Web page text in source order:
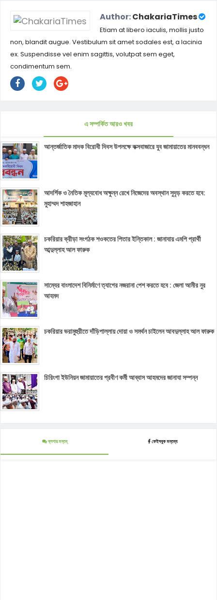
Author:ChakariaTimes
Etiam at libero iaculis, mollis justo
non, blandit augue. Vestibulum sit amet sodales est, a lacinia
ex. Suspendisse vel enim sagittis, volutpat sem eget,
condimentum sem.
এ সম্পর্কিত আরও খবর
আন্তর্জাতিক মাদক বিরোধী দিবস উপলক্ষে কক্সবাজারে যুব জামায়াতের মানববন্ধন
আদর্শিক ও নৈতিক মূল্যবোধ অক্ষুন্ন রেখে নিজেদের অবস্থান সুদৃড় করতে হবে:
মুহাম্মদ শাহজাহান
চকরিয়ার ক্রীড়া সংগঠক শওকতের পিতার ইন্তিকাল : জানাযায় এমপি প্রার্থী
আব্দুল্লাহ আল ফারুক
সাম্যের বাংলাদেশ বিনির্মাণে ত্যাগের নজরানা পেশ করতে হবে : জেলা আমীর নুর
আহমদ
চকরিয়ার ভরামুহুরীতে দাঁড়িপাল্লায় দোয়া ও সমর্থন চাইলেন আবদুল্লাহ আল ফারুক
চিরিংগা ইউনিয়ন জামায়াতের প্রবীণ কর্মী আব্বাস আহমদের জানাযা সম্পন্ন
ব্লগার মন্তব্ ফেইসবুক মন্তব্য